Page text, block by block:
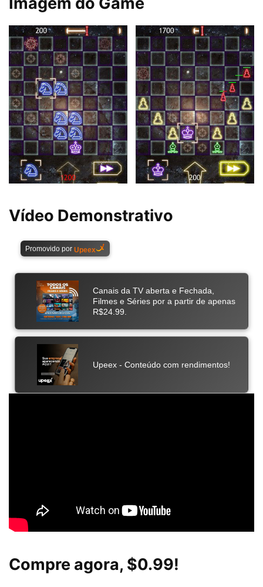
Vídeo Demonstrativo
Compre agora, $0.99!